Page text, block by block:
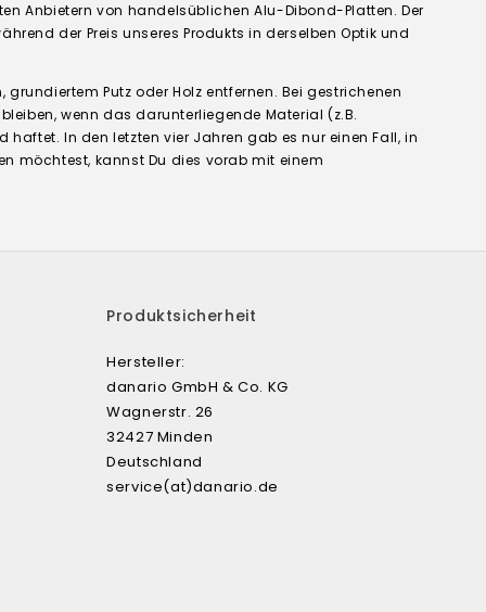
Anbietern von handelsüblichen Alu-Dibond-Platten. Der
der Preis unseres Produkts in derselben Optik und
Putz oder Holz entfernen. Bei gestrichenen
wenn das darunterliegende Material (z.B.
In den letzten vier Jahren gab es nur einen Fall, in
möchtest, kannst Du dies vorab mit einem
Produktsicherheit
Hersteller:
danario GmbH & Co. KG
Wagnerstr. 26
32427 Minden
Deutschland
service(at)danario.de